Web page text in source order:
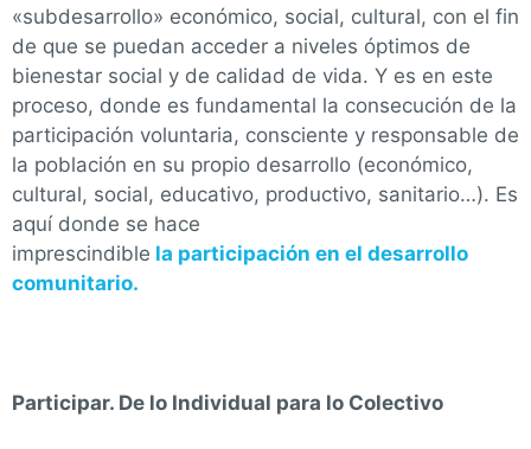
«subdesarrollo» económico, social, cultural, con el fin
de que se puedan acceder a niveles óptimos de
bienestar social y de calidad de vida. Y es en este
proceso, donde es fundamental la consecución de la
participación voluntaria, consciente y responsable de
la población en su propio desarrollo (económico,
cultural, social, educativo, productivo, sanitario…). Es
aquí donde se hace
imprescindible la participación en el desarrollo
comunitario.
Participar. De lo Individual para lo Colectivo